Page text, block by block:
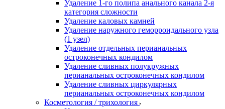
Удаление 1-го полипа анального канала 2-я
категория сложности
Удаление каловых камней
Удаление наружного геморроидального узла
(1 узел)
Удаление отдельных перианальных
остроконечных кондилом
Удаление сливных полукружных
перианальных остроконечных кондилом
Удаление сливных циркулярных
перианальных остроконечных кондилом
Косметология / трихология